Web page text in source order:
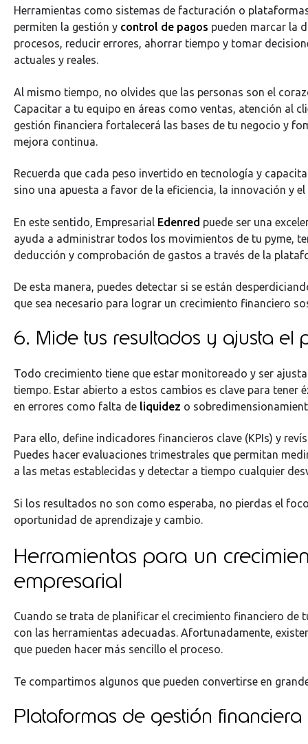
Herramientas como sistemas de facturación o
permiten la gestión y control de pagos pueden marcar la
procesos, reducir errores, ahorrar tiempo y tomar
actuales y reales.
Al mismo tiempo, no olvides que las personas son el
Capacitar a tu equipo en áreas como ventas, atención al
gestión financiera fortalecerá las bases de tu negocio y
mejora continua.
Recuerda que cada peso invertido en tecnología y
sino una apuesta a favor de la eficiencia, la innovación y
En este sentido, Empresarial Edenred puede ser una
ayuda a administrar todos los movimientos de tu pyme,
deducción y comprobación de gastos a través de la
De esta manera, puedes detectar si se están
que sea necesario para lograr un crecimiento financiero
6. Mide tus resultados y ajusta el
Todo crecimiento tiene que estar monitoreado y ser
tiempo. Estar abierto a estos cambios es clave para tener
en errores como falta de liquidez o
Para ello, define indicadores financieros clave (KPIs) y
Puedes hacer evaluaciones trimestrales que permitan
a las metas establecidas y detectar a tiempo cualquier
Si los resultados no son como esperaba, no pierdas el
oportunidad de aprendizaje y cambio.
Herramientas para un
empresarial
Cuando se trata de planificar el crecimiento financiero de
con las herramientas adecuadas. Afortunadamente,
que pueden hacer más sencillo el proceso.
Te compartimos algunos que pueden convertirse en
Plataformas de gestión financiera